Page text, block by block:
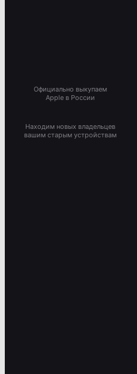
Официально выкупаем
Apple в России
Находим новых владельцев
вашим старым устройствам